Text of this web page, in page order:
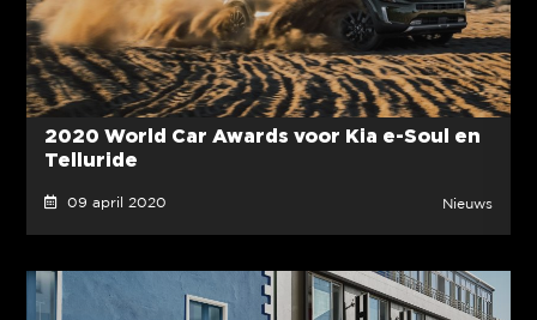
2020 World Car Awards voor Kia e-Soul en
Telluride
09 april 2020 Nieuws